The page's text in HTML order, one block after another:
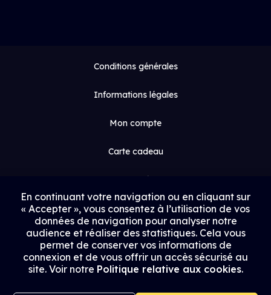
Conditions générales
Informations légales
Mon compte
Carte cadeau
Espace médias
Contact
Proposer un film
Rejoindre Uptrack
En continuant votre navigation ou en cliquant sur
« Accepter », vous consentez à l’utilisation de vos
données de navigation pour analyser notre
audience et réaliser des statistiques. Cela vous
permet de conserver vos informations de
connexion et de vous offrir un accès sécurisé au
site. Voir notre Politique relative aux cookies.